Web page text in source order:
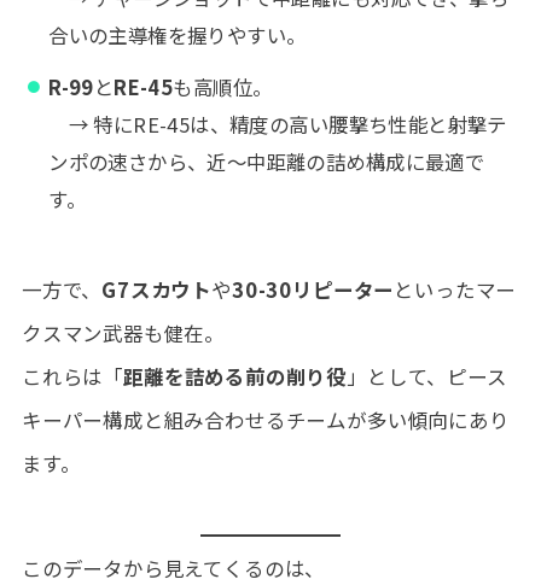
合いの主導権を握りやすい。
R-99とRE-45も高順位。
→ 特にRE-45は、精度の高い腰撃ち性能と射撃テ
ンポの速さから、近〜中距離の詰め構成に最適で
す。
一方で、 G7スカウトや30-30リピーター といったマー
クスマン武器も健在。
これらは「距離を詰める前の削り役」として、ピース
キーパー構成と組み合わせるチームが多い傾向にあり
ます。
このデータから見えてくるのは、